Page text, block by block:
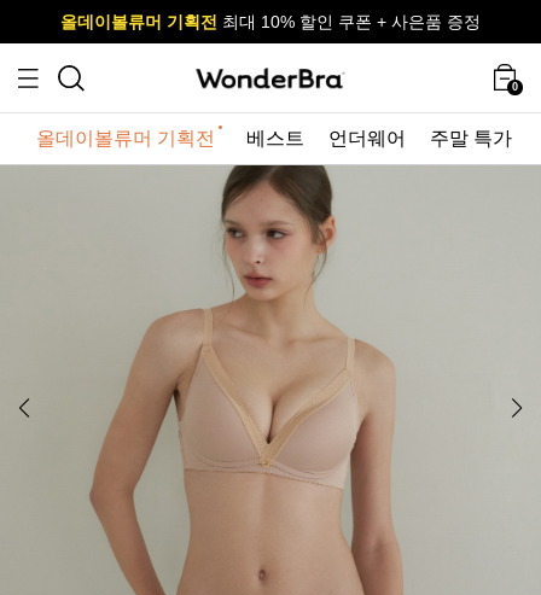
사이즈 무료 교환 서비스
올데이볼류머 기획전 최대 10% 할인 쿠폰 + 사은품 증정
사이즈 무료 교환 서비스
올데이볼류머 기획전
0
올데이볼류머 기획전 베스트 언더웨어 주말 특가